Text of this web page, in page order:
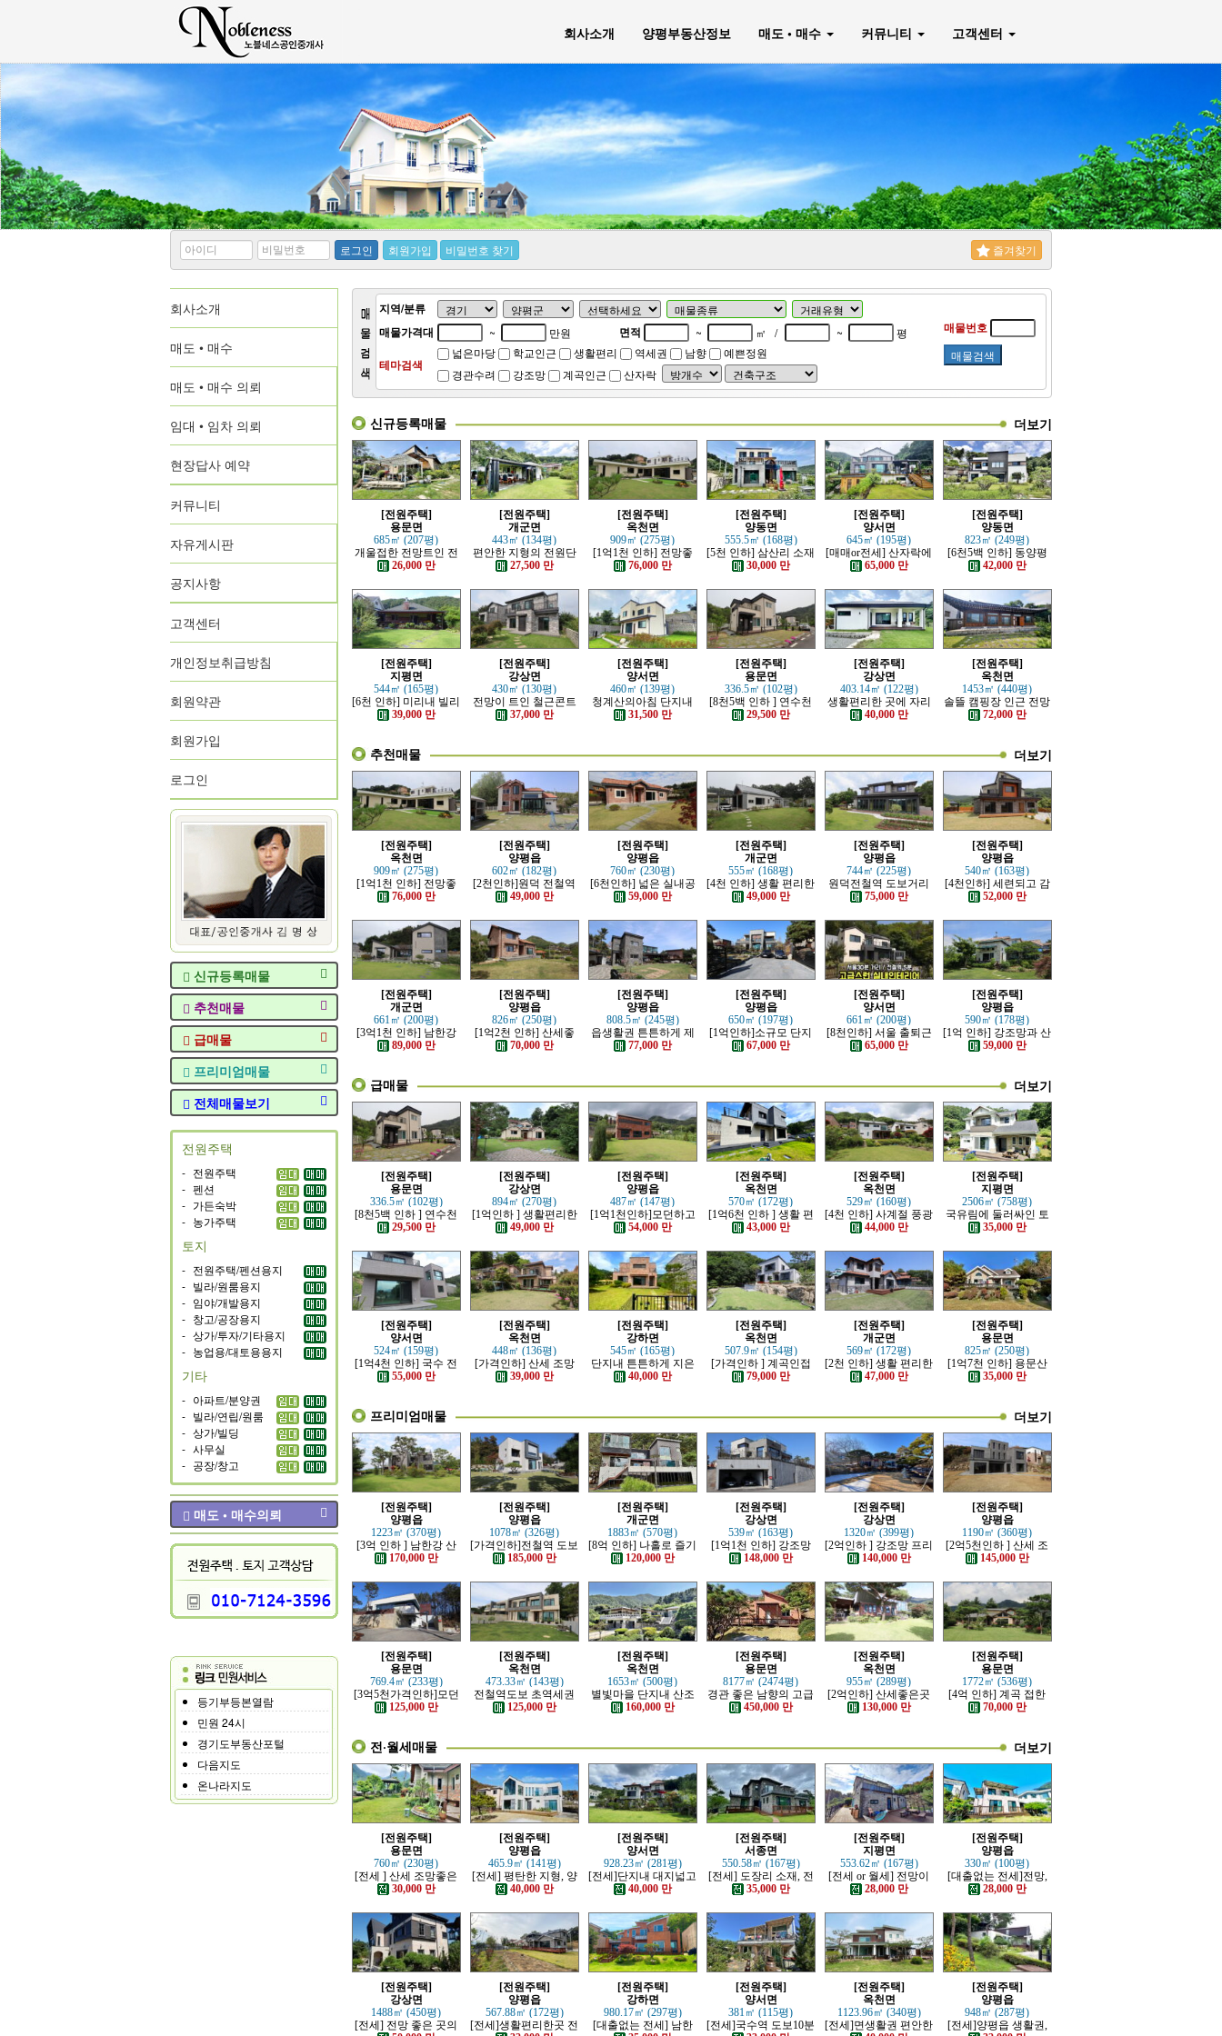
회사소개 양평부동산정보 매도 • 매수 커뮤니티 고객센터
*
아
디
*
비
번
로그인 회원가입 비밀번호 찾기 즐겨찾기
회사소개
매도 • 매수
매도 • 매수 의뢰
임대 • 임차 의뢰
현장답사 예약
커뮤니티
자유게시판
공지사항
고객센터
개인정보취급방침
회원약관
회원가입
로그인
신규등록매물
추천매물
급매물
프리미엄매물
전체매물보기
전원주택
- 전원주택
- 펜션
- 가든숙박
- 농가주택
토지
- 전원주택/펜션용지
- 빌라/원룸용지
- 임야/개발용지
- 창고/공장용지
- 상가/투자/기타용지
- 농업용/대토용용지
기타
- 아파트/분양권
- 빌라/연립/원룸
- 상가/빌딩
- 사무실
- 공장/창고
매도 • 매수의뢰
등기부등본열람
민원 24시
경기도부동산포털
다음지도
온나라지도
지역/분류
매물번호
매물검색
매물가격대 ~ 만원 면적 ~ ㎡ / ~ 평
테마검색
넓은마당 학교인근 생활편리 역세권 남향
예쁜정원
경관수려
강조망 계곡인근 산자락
신규등록매물 더보기
[전원주택]
용문면
685㎡ (207평)
개울접한 전망트인 전
원주택
26,000 만
[전원주택]
개군면
443㎡ (134평)
편안한 지형의 전원단
지 내의 주택
27,500 만
[전원주택]
옥천면
909㎡ (275평)
[1억1천 인하] 전망좋
고 력셔리한 단층 철콘
전원주택
76,000 만
[전원주택]
양동면
555.5㎡ (168평)
[5천 인하] 삼산리 소재
튼튼한 철콘 전원주택
30,000 만
[전원주택]
양서면
645㎡ (195평)
[매매or전세] 산자락에
자리한 전망트인 전원
65,000 만
[전원주택]
양동면
823㎡ (249평)
[6천5백 인하] 동양평
IC, 양동역 가까운 전원
42,000 만
[전원주택]
지평면
544㎡ (165평)
[6천 인하] 미리내 빌리
지에 위치한 전원주택
39,000 만
[전원주택]
강상면
430㎡ (130평)
전망이 트인 철근콘트
리트 신축 주택
37,000 만
[전원주택]
양서면
460㎡ (139평)
청계산의아침 단지내
아담한 근생 주택
31,500 만
[전원주택]
용문면
336.5㎡ (102평)
[8천5백 인하 ] 연수천
가까운 튼튼하게 잘지
은 전원주택
29,500 만
[전원주택]
강상면
403.14㎡ (122평)
생활편리한 곳에 자리
한 단층 전원주택
40,000 만
[전원주택]
옥천면
1453㎡ (440평)
솔뜰 캠핑장 인근 전망
트인 통나무 근생주택
72,000 만
추천매물 더보기
[전원주택]
옥천면
909㎡ (275평)
[1억1천 인하] 전망좋
고 력셔리한 단층 철콘
전원주택
76,000 만
[전원주택]
양평읍
602㎡ (182평)
[2천인하]원덕 전철역
인근 전망 트인 예쁜전
49,000 만
[전원주택]
양평읍
760㎡ (230평)
[6천인하] 넓은 실내공
간 좋은 단층 근생주택
59,000 만
[전원주택]
개군면
555㎡ (168평)
[4천 인하] 생활 편리한
단지내 인테리어 예쁜
전원주택
49,000 만
[전원주택]
양평읍
744㎡ (225평)
원덕전철역 도보거리
추읍산 조망좋은 신축
전원주택
75,000 만
[전원주택]
양평읍
540㎡ (163평)
[4천인하] 세련되고 감
각적인 모던한 전원주
52,000 만
[전원주택]
개군면
661㎡ (200평)
[3억1천 인하] 남한강
조망 좋은 모던한 고급
전원주택
89,000 만
[전원주택]
양평읍
826㎡ (250평)
[1억2천 인하] 산세좋
고 읍생활 편리한 남향
의 전원주택
70,000 만
[전원주택]
양평읍
808.5㎡ (245평)
읍생활권 튼튼하게 제
대로 잘지은 전원주택
77,000 만
[전원주택]
양평읍
650㎡ (197평)
[1억인하]소규모 단지
내 제대로 잘지은 전원
67,000 만
[전원주택]
양서면
661㎡ (200평)
[8천인하] 서울 출퇴근
가능한 잘 지은 고급 전
65,000 만
[전원주택]
양평읍
590㎡ (178평)
[1억 인하] 강조망과 산
세 조망 좋은 고급 전원
59,000 만
급매물 더보기
[전원주택]
용문면
336.5㎡ (102평)
[8천5백 인하 ] 연수천
가까운 튼튼하게 잘지
은 전원주택
29,500 만
[전원주택]
강상면
894㎡ (270평)
[1억인하 ] 생활편리한
정남향의 관리 잘된 전
49,000 만
[전원주택]
양평읍
487㎡ (147평)
[1억1천인하]모던하고
심플한 신축전원주택
54,000 만
[전원주택]
옥천면
570㎡ (172평)
[1억6천 인하 ] 생활 편
리하고 전망 좋은 근생
43,000 만
[전원주택]
옥천면
529㎡ (160평)
[4천 인하] 사계절 풍광
좋고 전망이 트인 전원
44,000 만
[전원주택]
지평면
2506㎡ (758평)
국유림에 둘러싸인 토
지 넓은 전원주택
35,000 만
[전원주택]
양서면
524㎡ (159평)
[1억4천 인하] 국수 전
철역 인근 제대로 잘 지
은 신축 전원주택
55,000 만
[전원주택]
옥천면
448㎡ (136평)
[가격인하] 산세 조망
좋은 남향 전원주택
39,000 만
[전원주택]
강하면
545㎡ (165평)
단지내 튼튼하게 지은
전원주택
40,000 만
[전원주택]
옥천면
507.9㎡ (154평)
[가격인하 ] 계곡인접
산세 조망 좋은 남향의
전원주택
79,000 만
[전원주택]
개군면
569㎡ (172평)
[2천 인하] 생활 편리한
단지내 잘 관리된 전원
47,000 만
[전원주택]
용문면
825㎡ (250평)
[1억7천 인하] 용문산
관광단지 초입마을 남
35,000 만
프리미엄매물 더보기
[전원주택]
양평읍
1223㎡ (370평)
[3억 인하 ] 남한강 산
책로 접한 최고급 전원
170,000 만
[전원주택]
양평읍
1078㎡ (326평)
[가격인하]전철역 도보
강조망 되는 고급 전원
185,000 만
[전원주택]
개군면
1883㎡ (570평)
[8억 인하] 나홀로 즐기
는 남한강 조망의 고급
전원주택
120,000 만
[전원주택]
강상면
539㎡ (163평)
[1억1천 인하] 강조망
과 명산이 보이는 호텔
급 전원주택
148,000 만
[전원주택]
강상면
1320㎡ (399평)
[2억인하 ] 강조망 프리
미엄 고급전원주택
140,000 만
[전원주택]
양평읍
1190㎡ (360평)
[2억5천인하 ] 산세 조
망 좋은 럭셔리 고급 전
145,000 만
[전원주택]
용문면
769.4㎡ (233평)
[3억5천가격인하]모던
하고 고급스러운 본채,
별채있는 전원주택
125,000 만
[전원주택]
옥천면
473.33㎡ (143평)
전철역도보 초역세권
강조망 고급전원주택
125,000 만
[전원주택]
옥천면
1653㎡ (500평)
별빛마을 단지내 산조
망 좋은 전원주택
160,000 만
[전원주택]
용문면
8177㎡ (2474평)
경관 좋은 남향의 고급
전원주택
450,000 만
[전원주택]
옥천면
955㎡ (289평)
[2억인하] 산세좋은곳
전망좋은 고급전원주
130,000 만
[전원주택]
용문면
1772㎡ (536평)
[4억 인하] 계곡 접한
터 넓은 전원주택
70,000 만
전·월세매물 더보기
[전원주택]
용문면
760㎡ (230평)
[전세 ] 산세 조망좋은
정원 예쁜, 단층주택
30,000 만
[전원주택]
양평읍
465.9㎡ (141평)
[전세] 평탄한 지형, 양
평시내 차량 접근성 우
수한 전원주택
40,000 만
[전원주택]
양서면
928.23㎡ (281평)
[전세]단지내 대지넓고
전망이트인 전원주택
40,000 만
[전원주택]
서종면
550.58㎡ (167평)
[전세] 도장리 소재, 전
망 좋은 전원마을 철근
콘크리트 주택
35,000 만
[전원주택]
지평면
553.62㎡ (167평)
[전세 or 월세] 전망이
트인 잘지은 근생 전원
28,000 만
[전원주택]
양평읍
330㎡ (100평)
[대출없는 전세]전망,
접근성 좋은 전원주택
28,000 만
[전원주택]
강상면
1488㎡ (450평)
[전세] 전망 좋은 곳의
[전원주택]
양평읍
567.88㎡ (172평)
[전세]생활편리한곳 전
[전원주택]
강하면
980.17㎡ (297평)
[대출없는 전세] 남한
[전원주택]
양서면
381㎡ (115평)
[전세]국수역 도보10분
[전원주택]
옥천면
1123.96㎡ (340평)
[전세]면생활권 편안한
[전원주택]
양평읍
948㎡ (287평)
[전세]양평읍 생활권,